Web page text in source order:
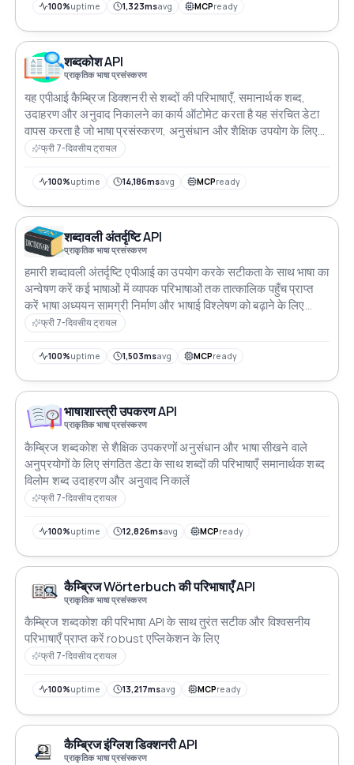
100%uptime 1,323msavg MCPready
शब्दकोश API
प्राकृतिक भाषा प्रसंस्करण
यह एपीआई कैम्ब्रिज डिक्शनरी से शब्दों की परिभाषाएँ, समानार्थक शब्द,
उदाहरण और अनुवाद निकालने का कार्य ऑटोमेट करता है यह संरचित डेटा
वापस करता है जो भाषा प्रसंस्करण, अनुसंधान और शैक्षिक उपयोग के लिए
आदर्श हैफ्री 7-दिवसीय ट्रायल
100%uptime 14,186msavg MCPready
शब्दावली अंतर्दृष्टि API
प्राकृतिक भाषा प्रसंस्करण
हमारी शब्दावली अंतर्दृष्टि एपीआई का उपयोग करके सटीकता के साथ भाषा का
अन्वेषण करें कई भाषाओं में व्यापक परिभाषाओं तक तात्कालिक पहुँच प्राप्त
करें भाषा अध्ययन सामग्री निर्माण और भाषाई विश्लेषण को बढ़ाने के लिए
सहजता से एकीकृत करें चाहे आप एक छात्र शोधकर्ता या डेवलपर हों अपने
फ्री 7-दिवसीय ट्रायल
100%uptime 1,503msavg MCPready
भाषाशास्त्री उपकरण API
प्राकृतिक भाषा प्रसंस्करण
कैम्ब्रिज शब्दकोश से शैक्षिक उपकरणों अनुसंधान और भाषा सीखने वाले
अनुप्रयोगों के लिए संगठित डेटा के साथ शब्दों की परिभाषाएँ समानार्थक शब्द
विलोम शब्द उदाहरण और अनुवाद निकालें
फ्री 7-दिवसीय ट्रायल
100%uptime 12,826msavg MCPready
कैम्ब्रिज Wörterbuch की परिभाषाएँ API
प्राकृतिक भाषा प्रसंस्करण
कैम्ब्रिज शब्दकोश की परिभाषा API के साथ तुरंत सटीक और विश्वसनीय
परिभाषाएँ प्राप्त करें robust एप्लिकेशन के लिए
फ्री 7-दिवसीय ट्रायल
100%uptime 13,217msavg MCPready
कैम्ब्रिज इंग्लिश डिक्शनरी API
प्राकृतिक भाषा प्रसंस्करण